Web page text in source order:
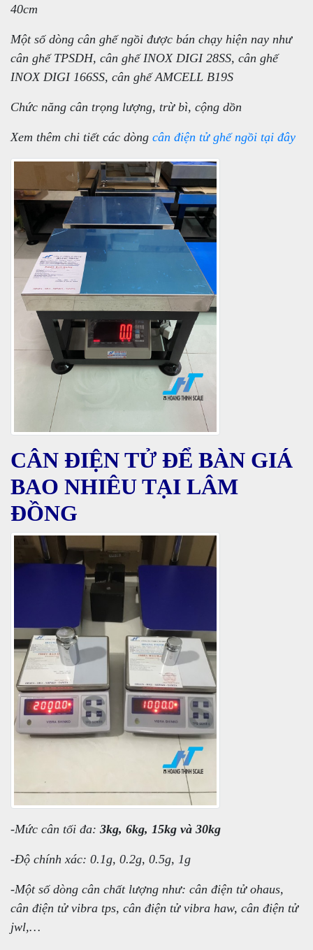
40cm
Một số dòng cân ghế ngồi được bán chạy hiện nay như
cân ghế TPSDH, cân ghế INOX DIGI 28SS, cân ghế
INOX DIGI 166SS, cân ghế AMCELL B19S
Chức năng cân trọng lượng, trừ bì, cộng dồn
Xem thêm chi tiết các dòng cân điện tử ghế ngồi tại đây
CÂN ĐIỆN TỬ ĐỂ BÀN GIÁ
BAO NHIÊU TẠI LÂM
ĐỒNG
-Mức cân tối đa: 3kg, 6kg, 15kg và 30kg
-Độ chính xác: 0.1g, 0.2g, 0.5g, 1g
-Một số dòng cân chất lượng như: cân điện tử ohaus,
cân điện tử vibra tps, cân điện tử vibra haw, cân điện tử
jwl,…